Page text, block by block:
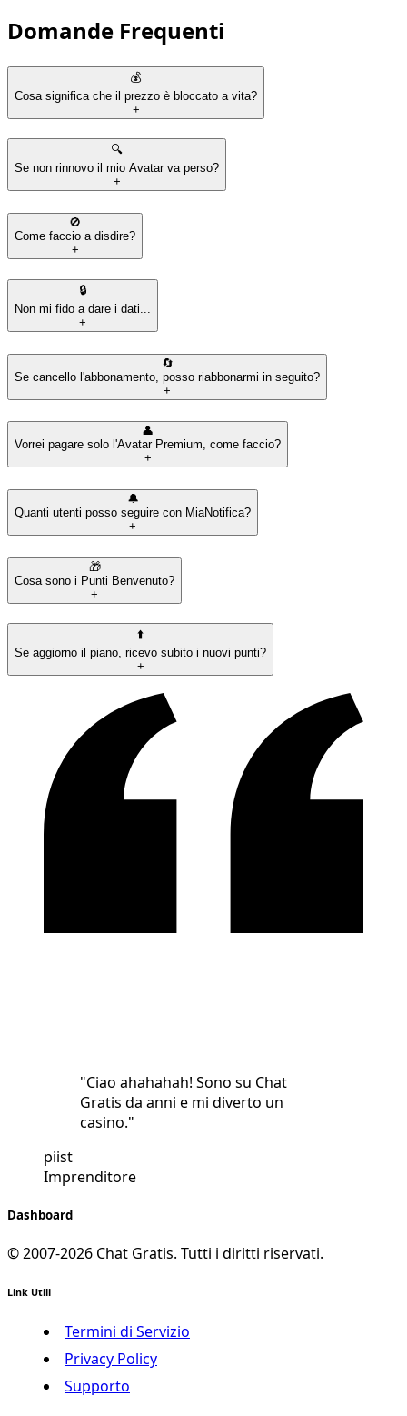
Domande Frequenti
💰
Cosa significa che il prezzo è bloccato a vita?
+
🔍
Se non rinnovo il mio Avatar va perso?
+
🚫
Come faccio a disdire?
+
🔒
Non mi fido a dare i dati...
+
🔄
Se cancello l'abbonamento, posso riabbonarmi in seguito?
+
👤
Vorrei pagare solo l'Avatar Premium, come faccio?
+
🔔
Quanti utenti posso seguire con MiaNotifica?
+
🎁
Cosa sono i Punti Benvenuto?
+
⬆️
Se aggiorno il piano, ricevo subito i nuovi punti?
+
"Ciao ahahahah! Sono su Chat
Gratis da anni e mi diverto un
casino."
piist
Imprenditore
Dashboard
© 2007-2026 Chat Gratis. Tutti i diritti riservati.
Link Utili
Termini di Servizio
Privacy Policy
Supporto